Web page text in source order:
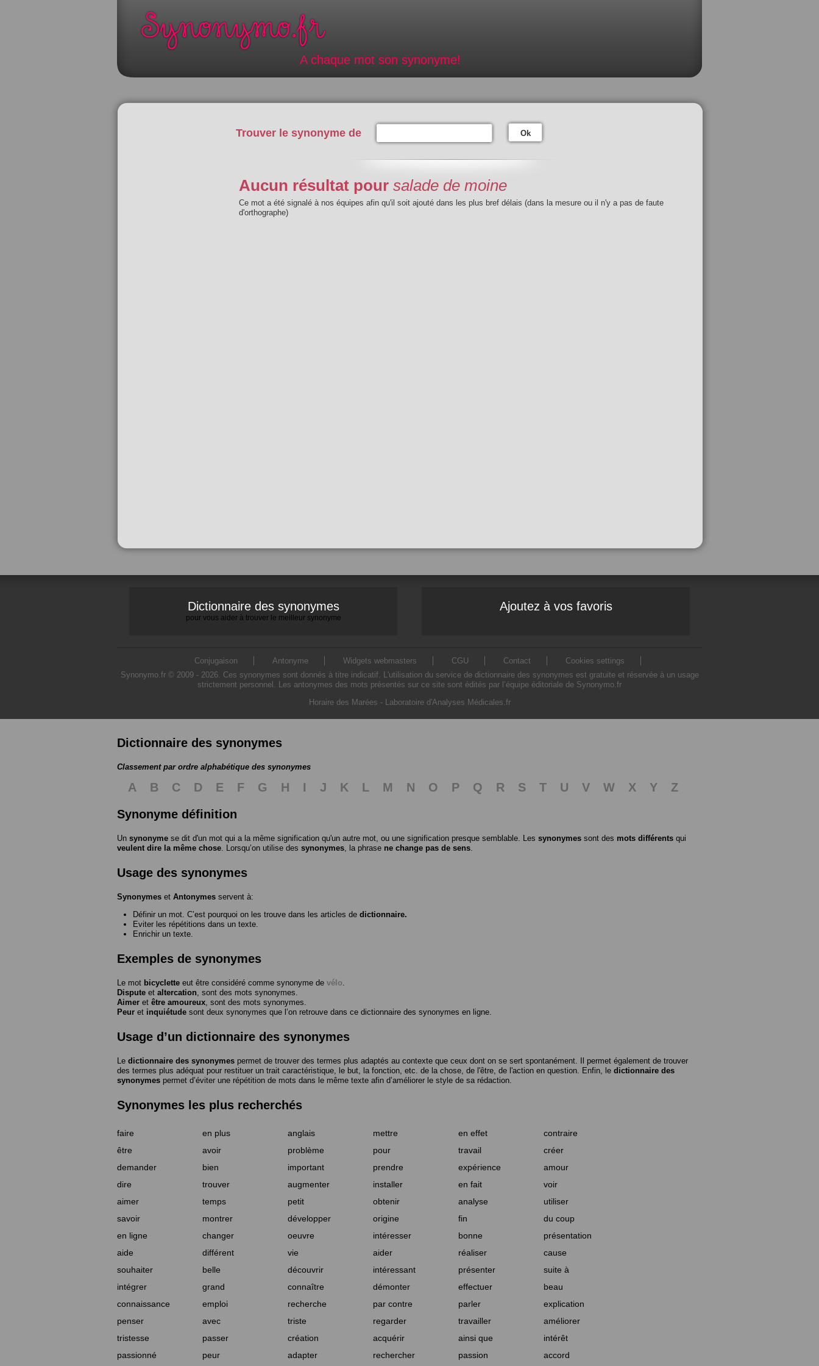
A chaque mot son synonyme!
Trouver le synonyme de Ok
Aucun résultat pour salade de moine
Ce mot a été signalé à nos équipes afin qu'il soit ajouté dans les plus bref délais (dans la mesure ou il n'y a pas de faute
d'orthographe)
Dictionnaire des synonymes
pour vous aider à trouver le meilleur synonyme
Ajoutez à vos favoris
Conjugaison Antonyme Widgets webmasters CGU Contact
Cookies settings
Synonymo.fr © 2009 - 2026. Ces synonymes sont donnés à titre indicatif. L'utilisation du service de dictionnaire des synonymes est gratuite et réservée à un usage
strictement personnel. Les antonymes des mots présentés sur ce site sont édités par l’équipe éditoriale de Synonymo.fr
Horaire des Marées - Laboratoire d'Analyses Médicales.fr
Dictionnaire des synonymes
Classement par ordre alphabétique des synonymes
A B C D E F G H I J K L M N O P Q R S T U V W X Y
Z
Synonyme définition
Un synonyme se dit d'un mot qui a la même signification qu'un autre mot, ou une signification presque semblable. Les synonymes sont des mots différents qui
veulent dire la même chose . Lorsqu’on utilise des synonymes , la phrase ne change pas de sens
Usage des synonymes
Synonymes et Antonymes servent à:
Définir un mot. C’est pourquoi on les trouve dans les articles de dictionnaire.
Eviter les répétitions dans un texte.
Enrichir un texte.
Exemples de synonymes
Le mot bicyclette eut être considéré comme synonyme de vélo
Dispute et altercation , sont des mots synonymes.
Aimer et être amoureux , sont des mots synonymes.
Peur et inquiétude sont deux synonymes que l’on retrouve dans ce dictionnaire des synonymes en ligne.
Usage d’un dictionnaire des synonymes
Le dictionnaire des synonymes permet de trouver des termes plus adaptés au contexte que ceux dont on se sert spontanément. Il permet également de trouver
des termes plus adéquat pour restituer un trait caractéristique, le but, la fonction, etc. de la chose, de l'être, de l'action en question. Enfin, le dictionnaire des
synonymes permet d’éviter une répétition de mots dans le même texte afin d’améliorer le style de sa rédaction.
Synonymes les plus recherchés
faire en plus anglais mettre en effet
contraire
être
avoir problème pour travail
créer
demander
bien important prendre expérience
amour
dire
trouver augmenter installer en fait
voir
aimer
temps petit obtenir analyse
utiliser
savoir
montrer développer origine fin
du coup
en ligne
changer oeuvre intéresser bonne
présentation
aide
différent vie aider réaliser
cause
souhaiter
belle découvrir intéressant présenter
suite à
intégrer
grand connaître démonter effectuer
beau
connaissance
emploi recherche par contre parler
explication
penser
avec triste regarder travailler
améliorer
tristesse
passer création acquérir ainsi que
intérêt
passionné
peur adapter rechercher passion accord